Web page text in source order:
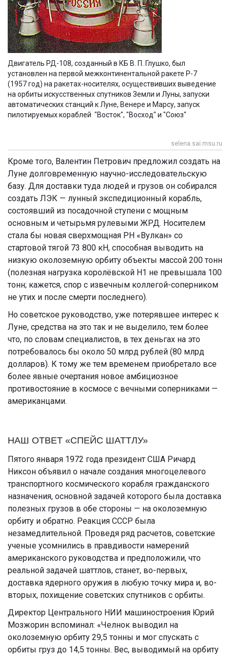
Двигатель РД-108, созданный в КБ В. П. Глушко, был
установлен на первой межконтинентальной ракете Р-7
(1957 год) на ракетах-носителях, осуществивших выведение
на орбиты искусственных спутников Земли и Луны, запуски
автоматических станций к Луне, Венере и Марсу, запуск
пилотируемых кораблей "Восток", "Восход" и "Союз"
selena.sai.msu.ru
Кроме того, Валентин Петрович предложил создать на
Луне долговременную научно-исследовательскую
базу. Для доставки туда людей и грузов он собирался
создать ЛЭК — лунный экспедиционный корабль,
состоявший из посадочной ступени с мощным
основным и четырьмя рулевыми ЖРД. Носителем
стала бы новая сверхмощная РН «Вулкан» со
стартовой тягой 73 800 кН, способная выводить на
низкую околоземную орбиту объекты массой 200 тонн
(полезная нагрузка королёвской Н1 не превышала 100
тонн; кажется, спор с извечным коллегой-соперником
не утих и после смерти последнего).
Но советское руководство, уже потерявшее интерес к
Луне, средства на это так и не выделило, тем более
что, по словам специалистов, в тех деньгах на это
потребовалось бы около 50 млрд рублей (80 млрд
долларов). К тому же тем временем приобретало все
более явные очертания новое амбициозное
противостояние в космосе с вечными соперниками —
американцами.
НАШ ОТВЕТ «СПЕЙС ШАТТЛУ»
Пятого января 1972 года президент США Ричард
Никсон объявил о начале создания многоцелевого
транспортного космического корабля гражданского
назначения, основной задачей которого была доставка
полезных грузов в обе стороны — на околоземную
орбиту и обратно. Реакция СССР была
незамедлительной. Проведя ряд расчетов, советские
ученые усомнились в правдивости намерений
американского руководства и предположили, что
реальной задачей шаттлов, станет, во-первых,
доставка ядерного оружия в любую точку мира и, во-
вторых, похищение советских спутников с орбиты.
Директор Центрального НИИ машиностроения Юрий
Мозжорин вспоминал: «Челнок выводил на
околоземную орбиту 29,5 тонны и мог спускать с
орбиты груз до 14,5 тонны. Вес, выводимый на орбиту